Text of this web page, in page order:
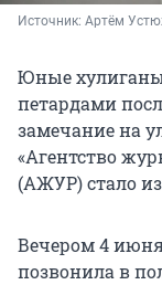
Источник: Артём
Юные хулиганы
петардами
замечание на
«Агентство
(АЖУР)стало
Вечером 4 июня
позвонила в